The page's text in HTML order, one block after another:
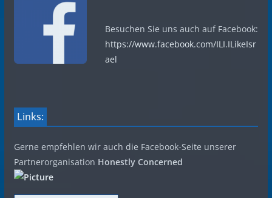
Besuchen Sie uns auch auf Facebook:
https://www.facebook.com/ILI.ILikeIsr
ael
Links:
Gerne empfehlen wir auch die Facebook-Seite unserer
Partnerorganisation Honestly Concerned